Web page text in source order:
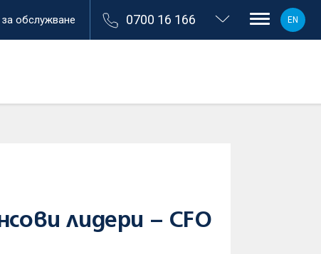
обслужване 0700 16 166 EN
лидери – CFO